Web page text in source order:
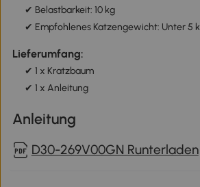
✔ Belastbarkeit: 10 kg
✔ Empfohlenes Katzengewicht: Unter 5
Lieferumfang:
✔ 1 x Kratzbaum
✔ 1 x Anleitung
Anleitung
D30-269V00GN Runterladen